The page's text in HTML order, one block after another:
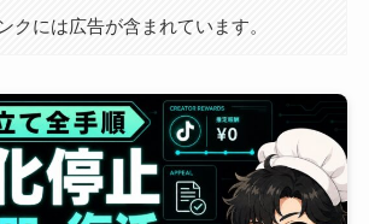
クには広告が含まれています。